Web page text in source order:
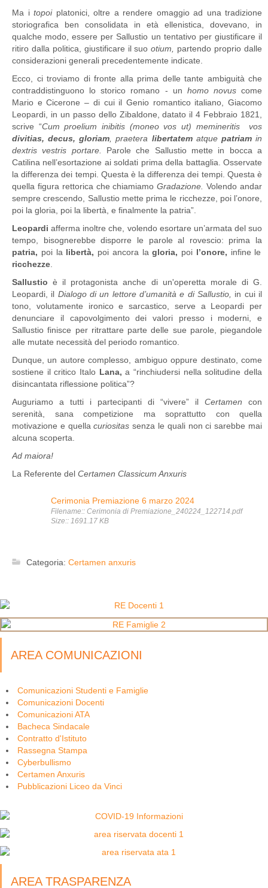
Ma i topoiplatonici, oltre a rendere omaggio ad una tradizione
storiografica ben consolidata in età ellenistica, dovevano, in
qualche modo, essere per Sallustio un tentativo per giustificare il
ritiro dalla politica, giustificare il suootium, partendo proprio dalle
considerazioni generali precedentemente indicate.
Ecco, ci troviamo di fronte alla prima delle tante ambiguità che
contraddistinguono lo storico romano - un homo novuscome
Mario e Cicerone – di cui il Genio romantico italiano, Giacomo
Leopardi, in un passo dello Zibaldone, datato il 4 Febbraio 1821,
scrive “Cum proelium inibitis (moneo vos ut) memineritis vos
divitias, decus, gloriam , praetera libertatematque patriamin
dextris vestris portare.
Parole che Sallustio mette in bocca a
Catilina nell’esortazione ai soldati prima della battaglia. Osservate
la differenza dei tempi. Questa è la differenza dei tempi. Questa è
quella figura rettorica che chiamiamoGradazione.Volendo andar
sempre crescendo, Sallustio mette prima le ricchezze, poi l’onore,
poi la gloria, poi la libertà, e finalmente la patria”.
Leopardi afferma inoltre che, volendo esortare un’armata del suo
tempo, bisognerebbe disporre le parole al rovescio: prima la
patria, poi la libertà, poi ancora lagloria, poi l’onore, infine le
ricchezze
Sallustio è il protagonista anche di un'operetta morale di G.
Leopardi, il Dialogo di un lettore d’umanità e di Sallustio,
in cui il
tono, volutamente ironico e sarcastico, serve a Leopardi per
denunciare il capovolgimento dei valori presso i moderni, e
Sallustio finisce per ritrattare parte delle sue parole, piegandole
alle mutate necessità del periodo romantico.
Dunque, un autore complesso, ambiguo oppure destinato, come
sostiene il critico Italo Lana, a “rinchiudersi nella solitudine della
disincantata riflessione politica”?
Auguriamo a tutti i partecipanti di “vivere” il Certamen con
serenità, sana competizione ma soprattutto con quella
motivazione e quellacuriositassenza le quali non ci sarebbe mai
alcuna scoperta.
Ad maiora!
La Referente del Certamen Classicum Anxuris
Cerimonia Premiazione 6 marzo 2024
Filename:: Cerimonia di Premiazione_240224_122714.pdf
Size:: 1691.17 KB
Categoria: Certamen anxuris
AREA COMUNICAZIONI
Comunicazioni Studenti e Famiglie
Comunicazioni Docenti
Comunicazioni ATA
Bacheca Sindacale
Contratto d'Istituto
Rassegna Stampa
Cyberbullismo
Certamen Anxuris
Pubblicazioni Liceo da Vinci
AREA TRASPARENZA